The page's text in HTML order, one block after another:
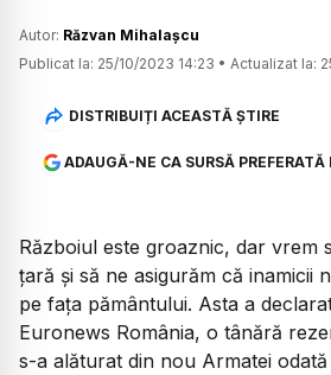
Autor: Răzvan Mihalașcu
Publicat la: 25/10/2023 14:23 • Actualizat la:
DISTRIBUIȚI ACEASTĂ ȘTIRE
ADAUGĂ-NE CA SURSĂ PREFERATĂ
Războiul este groaznic, dar vrem
țară și să ne asigurăm că inamicii
pe fața pământului. Asta a
Euronews România, o tânără
s-a alăturat din nou Armatei